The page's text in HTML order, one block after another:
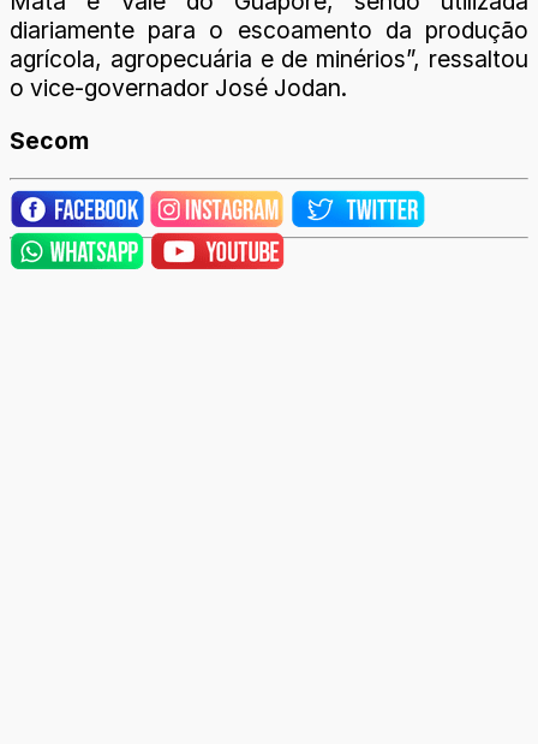
diariamente para o escoamento da produção
agrícola, agropecuária e de minérios”, ressaltou
o vice-governador José Jodan.
Secom